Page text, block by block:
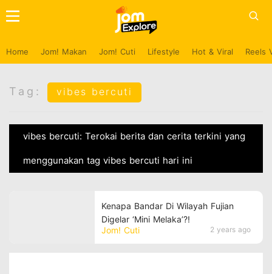
Home Jom! Makan Jom! Cuti Lifestyle Hot & Viral Reels
Tag: vibes bercuti
vibes bercuti: Terokai berita dan cerita terkini yang
menggunakan tag vibes bercuti hari ini
Jom! Cuti 2 years ago
Kenapa Bandar Di Wilayah Fujian
Digelar ‘Mini Melaka’?!